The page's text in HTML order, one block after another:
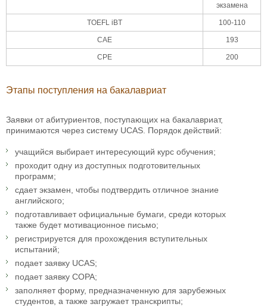
экзамена
TOEFL iBT 100-110
CAE 193
CPE 200
Этапы поступления на бакалавриат
Заявки от абитуриентов, поступающих на бакалавриат,
принимаются через систему UCAS. Порядок действий:
учащийся выбирает интересующий курс обучения;
проходит одну из доступных подготовительных
программ;
сдает экзамен, чтобы подтвердить отличное знание
английского;
подготавливает официальные бумаги, среди которых
также будет мотивационное письмо;
регистрируется для прохождения вступительных
испытаний;
подает заявку UCAS;
подает заявку COPA;
заполняет форму, предназначенную для зарубежных
студентов, а также загружает транскрипты;